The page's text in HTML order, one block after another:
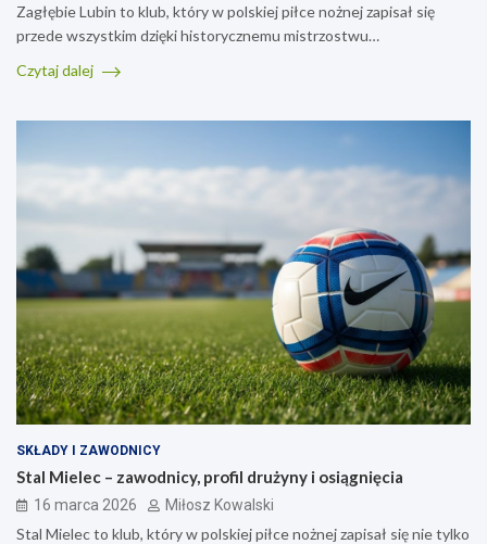
Zagłębie Lubin to klub, który w polskiej piłce nożnej zapisał się
przede wszystkim dzięki historycznemu mistrzostwu…
Czytaj dalej
SKŁADY I ZAWODNICY
Stal Mielec – zawodnicy, profil drużyny i osiągnięcia
16 marca 2026 Miłosz Kowalski
Stal Mielec to klub, który w polskiej piłce nożnej zapisał się nie tylko